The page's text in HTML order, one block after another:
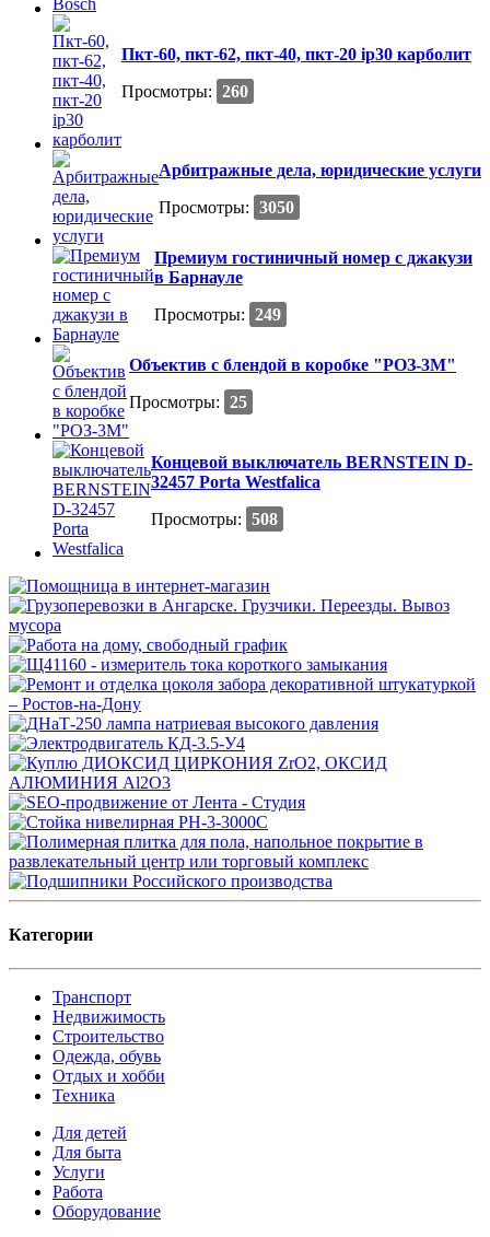
Пкт-60, пкт-62, пкт-40, пкт-20 ip30 карболит
Просмотры: 260
Арбитражные дела, юридические услуги
Просмотры: 3050
Премиум гостиничный номер с джакузи
в Барнауле
Просмотры: 249
Объектив с блендой в коробке "РОЗ-3М"
Просмотры: 25
Концевой выключатель BERNSTEIN D-
32457 Рorta Westfalica
Просмотры: 508
Категории
Транспорт
Недвижимость
Строительство
Одежда, обувь
Отдых и хобби
Техника
Для детей
Для быта
Услуги
Работа
Оборудование